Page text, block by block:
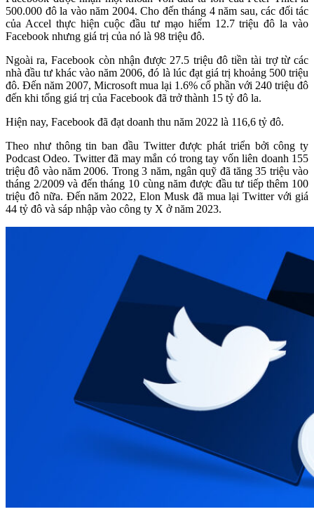
500.000 đô la vào năm 2004. Cho đến tháng 4 năm sau, các đối tác
của Accel thực hiện cuộc đầu tư mạo hiểm 12.7 triệu đô la vào
Facebook nhưng giá trị của nó là 98 triệu đô.
Ngoài ra, Facebook còn nhận được 27.5 triệu đô tiền tài trợ từ các
nhà đầu tư khác vào năm 2006, đó là lúc đạt giá trị khoảng 500 triệu
đô. Đến năm 2007, Microsoft mua lại 1.6% cổ phần với 240 triệu đô
đến khi tổng giá trị của Facebook đã trở thành 15 tỷ đô la.
Hiện nay, Facebook đã đạt doanh thu năm 2022 là 116,6 tỷ đô.
Theo như thông tin ban đầu Twitter được phát triển bởi công ty
Podcast Odeo. Twitter đã may mắn có trong tay vốn liên doanh 155
triệu đô vào năm 2006. Trong 3 năm, ngân quỹ đã tăng 35 triệu vào
tháng 2/2009 và đến tháng 10 cùng năm được đầu tư tiếp thêm 100
triệu đô nữa. Đến năm 2022, Elon Musk đã mua lại Twitter với giá
44 tỷ đô và sáp nhập vào công ty X ở năm 2023.